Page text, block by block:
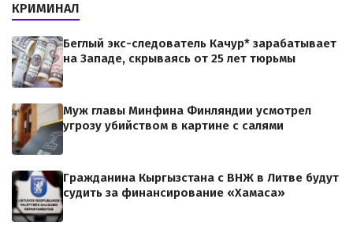
КРИМИНАЛ
Беглый экс-следователь Качур* зарабатывает
на Западе, скрываясь от 25 лет тюрьмы
Муж главы Минфина Финляндии усмотрел
угрозу убийством в картине с салями
Гражданина Кыргызстана с ВНЖ в Литве будут
судить за финансирование «Хамаса»